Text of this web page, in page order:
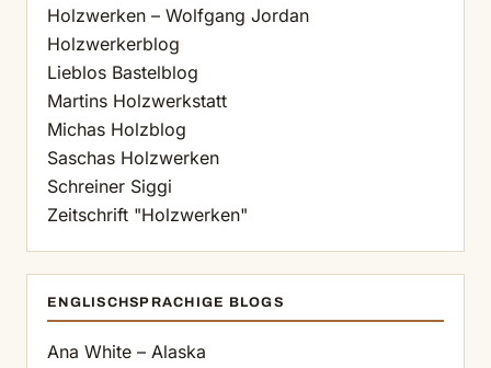
Holzwerken – Wolfgang Jordan
Holzwerkerblog
Lieblos Bastelblog
Martins Holzwerkstatt
Michas Holzblog
Saschas Holzwerken
Schreiner Siggi
Zeitschrift "Holzwerken"
ENGLISCHSPRACHIGE BLOGS
Ana White – Alaska